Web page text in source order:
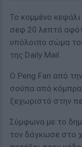
Το κομμένο
σεφ 20 λεπτά
υπόλοιπο σώμα
της Daily Mail.
O Peng Fan από
σούπα από
ξεχωριστό στην
Σύμφωνα με το
τον δάγκωσε στο